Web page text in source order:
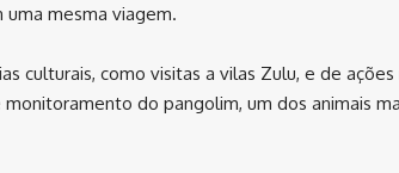
uma mesma viagem.
culturais, como visitas a vilas Zulu, e de
do pangolim, um dos animais